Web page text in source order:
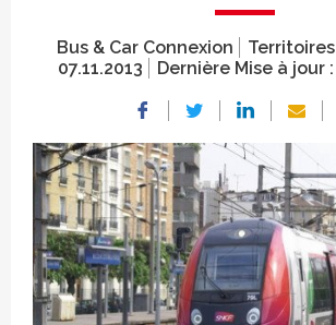
Bus & Car Connexion Territoires
07.11.2013
Dernière Mise à jour :